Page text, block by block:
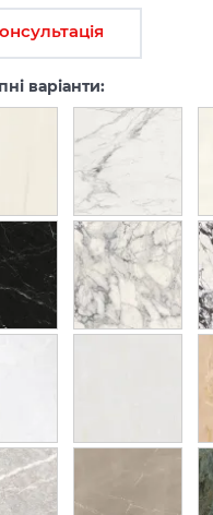
варіанти: